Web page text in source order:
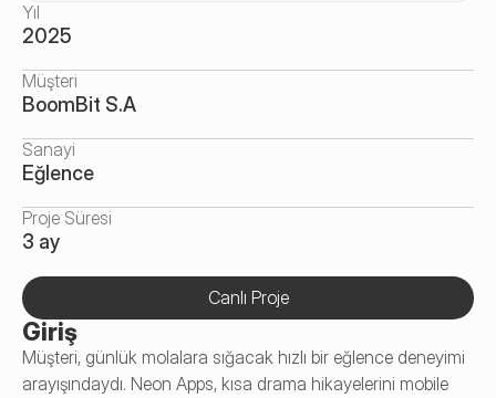
Yıl
2025
Müşteri
BoomBit S.A
Sanayi
Eğlence
Proje Süresi
3 ay
Canlı Proje
Giriş
Müşteri, günlük molalara sığacak hızlı bir eğlence deneyimi
arayışındaydı. Neon Apps, kısa drama hikayelerini mobile